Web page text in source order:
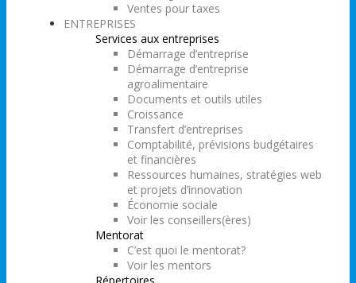
Ventes pour taxes
ENTREPRISES
Services aux entreprises
Démarrage d’entreprise
Démarrage d’entreprise
agroalimentaire
Documents et outils utiles
Croissance
Transfert d’entreprises
Comptabilité, prévisions budgétaires
et financières
Ressources humaines, stratégies web
et projets d’innovation
Économie sociale
Voir les conseillers(ères)
Mentorat
C’est quoi le mentorat?
Voir les mentors